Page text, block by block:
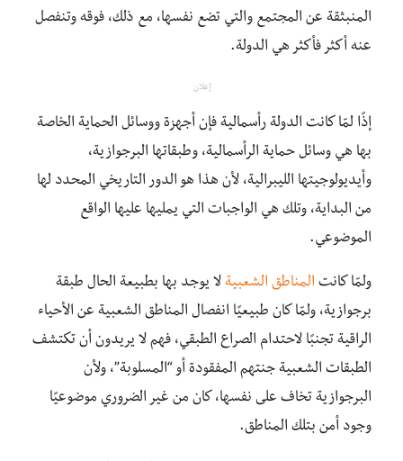
المنبثقة عن المجتمع والتي تضع نفسها، مع ذلك، فوقه وتنفصل
عنه أكثر فأكثر هي الدولة.
إعلان
إذًا لمّا كانت الدولة رأسمالية فإن أجهزة ووسائل الحماية الخاصة
بها هي وسائل حماية الرأسمالية، وطبقاتها البرجوازية،
وأيديولوجيتها الليبرالية، لأن هذا هو الدور التاريخي المحدد لها
من البداية، وتلك هي الواجبات التي يمليها عليها الواقع
الموضوعي.
ولمّا كانت المناطق الشعبية لا يوجد بها بطبيعة الحال طبقة
برجوازية، ولمّا كان طبيعيًا انفصال المناطق الشعبية عن الأحياء
الراقية تجنبًا لاحتدام الصراع الطبقي، فهم لا يريدون أن تكتشف
الطبقات الشعبية جنتهم المفقودة أو “المسلوبة”، ولأن
البرجوازية تخاف على نفسها، كان من غير الضروري موضوعيًا
وجود أمن بتلك المناطق.